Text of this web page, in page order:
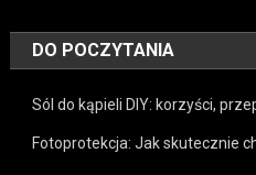
DO POCZYTANIA
Sól do kąpieli DIY: korzyści,
Fotoprotekcja: Jak skutecznie